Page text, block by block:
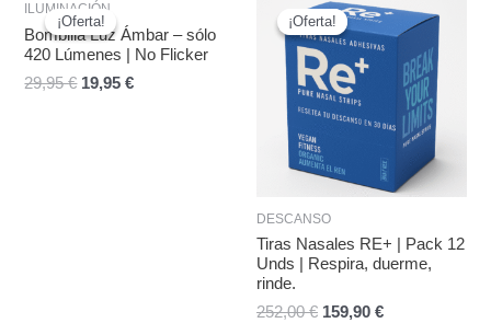
¡Oferta!
¡Oferta!
ILUMINACIÓN
Bombilla Luz Ámbar – sólo
420 Lúmenes | No Flicker
29,95€
precio
original
era:
19,95€
actual
es:
¡Oferta!
¡Oferta!
DESCANSO
Tiras Nasales RE+ | Pack 12
Unds | Respira, duerme,
rinde.
252,00€
precio
original
era:
252,00 €.
159,90 €
precio
actual
es:
159,90 €.